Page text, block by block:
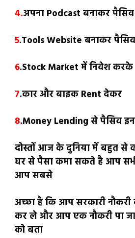
4.अपना Podcast बनाकर
5.Tools Website बनाकर
6.Stock Market में निवेश करके
7.कार और बाइक Rent देकर
8.Money Lending से पैसिव
दोस्तों आज के दुनिया में बहुत से
घर से पैसा कमा सकते है आप
आप सबसे
अच्छा है कि आप सरकारी
कर ले और आप एक नौकरी पा
को बता